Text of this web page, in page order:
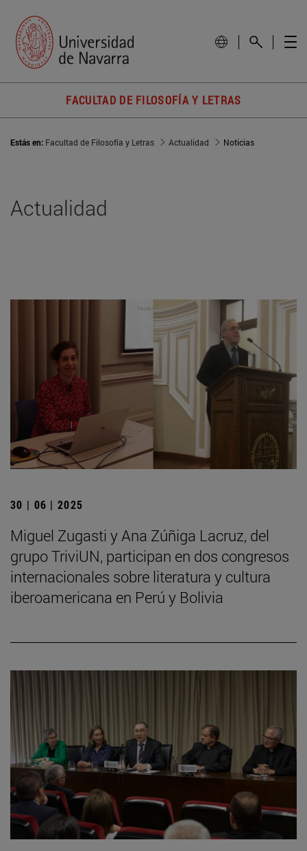
FACULTAD DE FILOSOFÍA Y LETRAS
Estás en: Facultad de Filosofía y Letras Actualidad Noticias
Actualidad
30 | 06 | 2025
Miguel Zugasti y Ana Zúñiga Lacruz, del
grupo TriviUN, participan en dos congresos
internacionales sobre literatura y cultura
iberoamericana en Perú y Bolivia